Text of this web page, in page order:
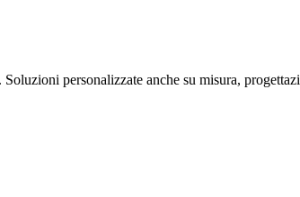
Soluzioni personalizzate anche su misura,